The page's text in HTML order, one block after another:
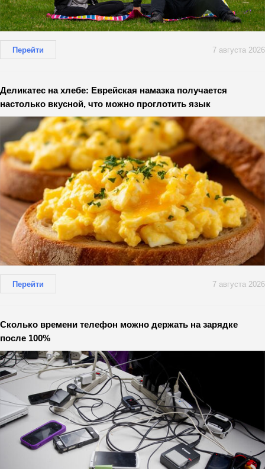
Перейти 7 августа 2026
Деликатес на хлебе: Еврейская намазка получается
настолько вкусной, что можно проглотить язык
Перейти 7 августа 2026
Сколько времени телефон можно держать на зарядке
после 100%